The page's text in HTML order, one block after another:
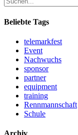
Beliebte Tags
telemarkfest
Event
Nachwuchs
sponsor
partner
equipment
training
Rennmannschaft
Schule